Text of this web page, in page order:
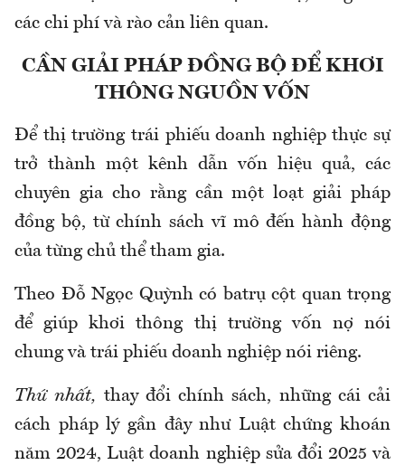
các chi phí và rào cản liên quan.
CẦN GIẢI PHÁP ĐỒNG BỘ ĐỂ KHƠI
THÔNG NGUỒN VỐN
Để thị trường trái phiếu doanh nghiệp thực sự
trở thành một kênh dẫn vốn hiệu quả, các
chuyên gia cho rằng cần một loạt giải pháp
đồng bộ, từ chính sách vĩ mô đến hành động
của từng chủ thể tham gia.
Theo Đỗ Ngọc Quỳnh có batrụ cột quan trọng
để giúp khơi thông thị trường vốn nợ nói
chung và trái phiếu doanh nghiệp nói riêng.
Thứ nhất, thay đổi chính sách, những cái cải
cách pháp lý gần đây như Luật chứng khoán
năm 2024, Luật doanh nghiệp sửa đổi 2025 và